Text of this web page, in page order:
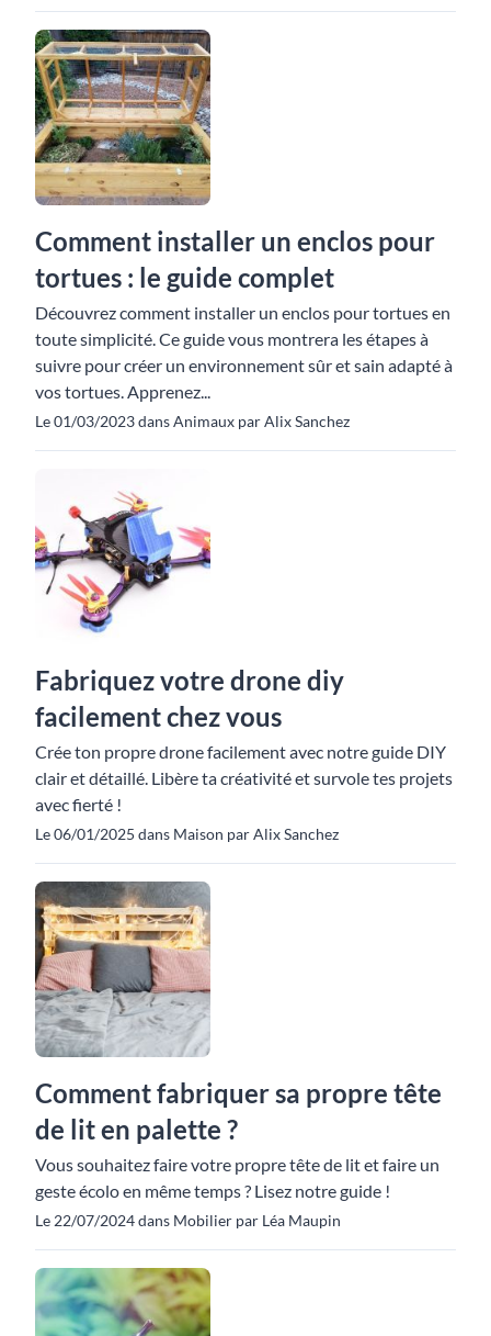
Comment installer un enclos pour
tortues : le guide complet
Découvrez comment installer un enclos pour tortues en
toute simplicité. Ce guide vous montrera les étapes à
suivre pour créer un environnement sûr et sain adapté à
vos tortues. Apprenez...
Le 01/03/2023 dans Animaux par Alix Sanchez
Fabriquez votre drone diy
facilement chez vous
Crée ton propre drone facilement avec notre guide DIY
clair et détaillé. Libère ta créativité et survole tes projets
avec fierté !
Le 06/01/2025 dans Maison par Alix Sanchez
Comment fabriquer sa propre tête
de lit en palette ?
Vous souhaitez faire votre propre tête de lit et faire un
geste écolo en même temps ? Lisez notre guide !
Le 22/07/2024 dans Mobilier par Léa Maupin